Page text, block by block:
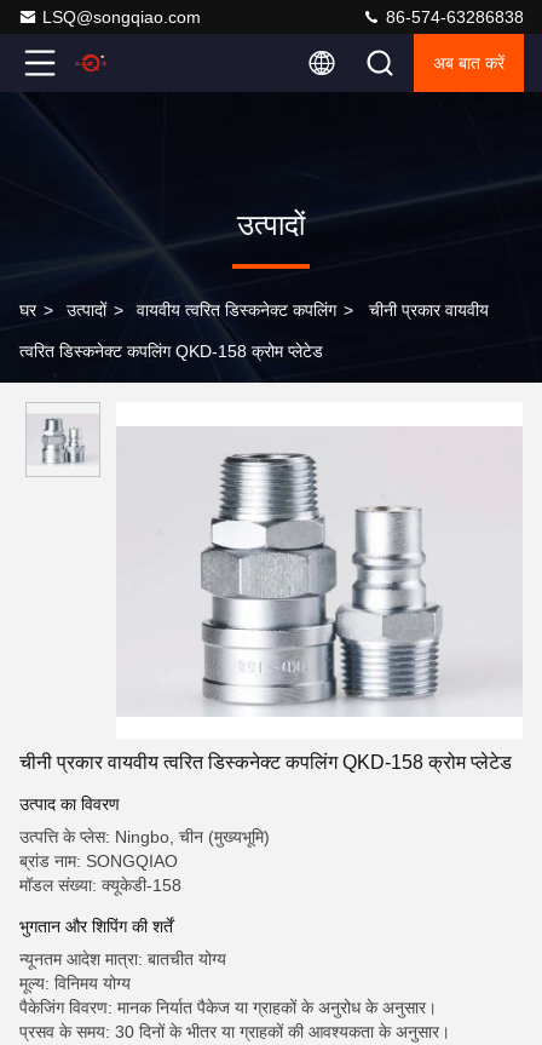
LSQ@songqiao.com 86-574-63286838
अब बात करें
उत्पादों
घर > उत्पादों > वायवीय त्वरित डिस्कनेक्ट कपलिंग > चीनी प्रकार वायवीय
त्वरित डिस्कनेक्ट कपलिंग QKD-158 क्रोम प्लेटेड
चीनी प्रकार वायवीय त्वरित डिस्कनेक्ट कपलिंग QKD-158 क्रोम प्लेटेड
उत्पाद का विवरण
उत्पत्ति के प्लेस: Ningbo, चीन (मुख्यभूमि)
ब्रांड नाम: SONGQIAO
मॉडल संख्या: क्यूकेडी-158
भुगतान और शिपिंग की शर्तें
न्यूनतम आदेश मात्रा: बातचीत योग्य
मूल्य: विनिमय योग्य
पैकेजिंग विवरण: मानक निर्यात पैकेज या ग्राहकों के अनुरोध के अनुसार।
प्रसव के समय: 30 दिनों के भीतर या ग्राहकों की आवश्यकता के अनुसार।